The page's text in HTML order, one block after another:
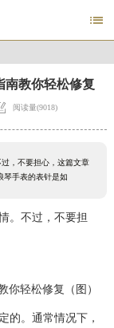

南教你轻松修复
阅读量(9018)
，不要担心，这篇文章
琴手表的表针是如
。不过，不要担
。通常情况下，